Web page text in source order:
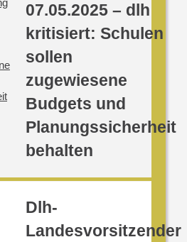
07.05.2025 – dlh
kritisiert: Schulen
sollen
zugewiesene
Budgets und
Planungssicherheit
behalten
Dlh-
Landesvorsitzender